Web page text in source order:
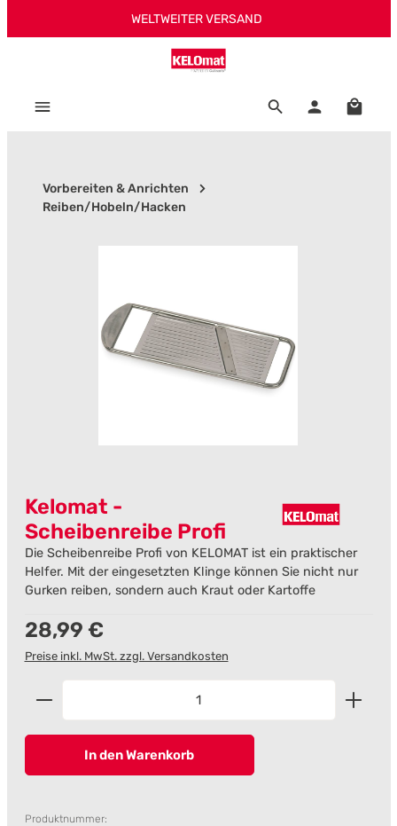
Zum Hauptinhalt springenWELTWEITER VERSAND
Vorbereiten & Anrichten
Reiben/Hobeln/Hacken
Kelomat -
Scheibenreibe Profi
Die Scheibenreibe Profi von KELOMAT ist ein praktischer
Helfer. Mit der eingesetzten Klinge können Sie nicht nur
Gurken reiben, sondern auch Kraut oder Kartoffe
Regulärer Preis:
28,99 €
Preise inkl. MwSt. zzgl. Versandkosten
Produkt Anzahl: Gib den gewünschten Wert ein
In den Warenkorb
Produktnummer: